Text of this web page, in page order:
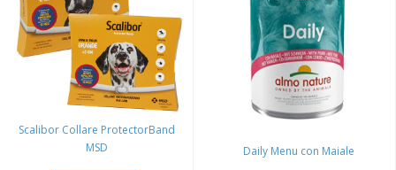
Scalibor Collare ProtectorBand
MSD
Daily Menu con Maiale